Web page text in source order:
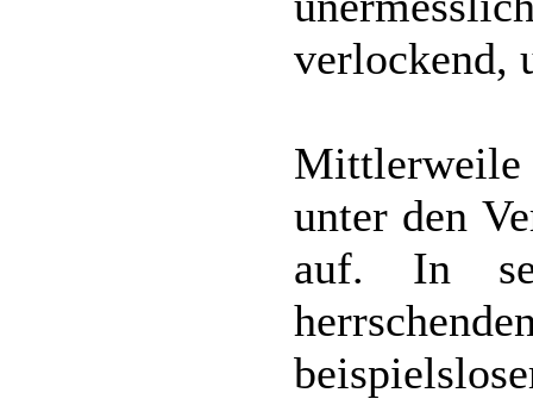
verlockend,
unter den
auf. In